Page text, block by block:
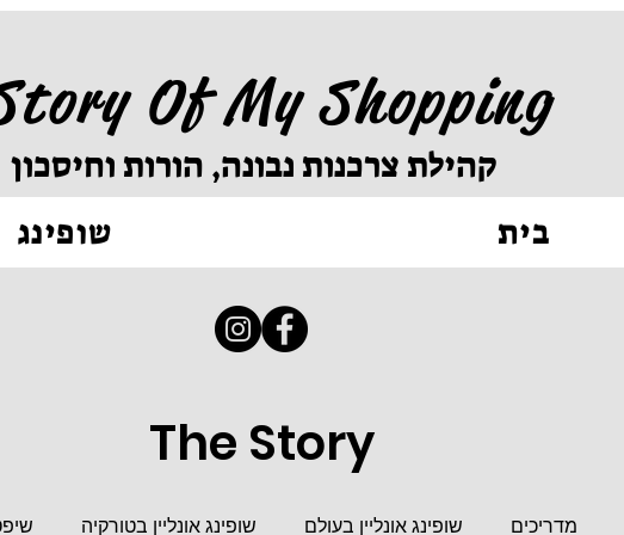
Of My Shopping
קהילת צרכנות נבונה, הורות וחיסכון
שופינג בית
The Story
מדריכים שופינג אונליין בעולם שופינג אונליין בטורקיה